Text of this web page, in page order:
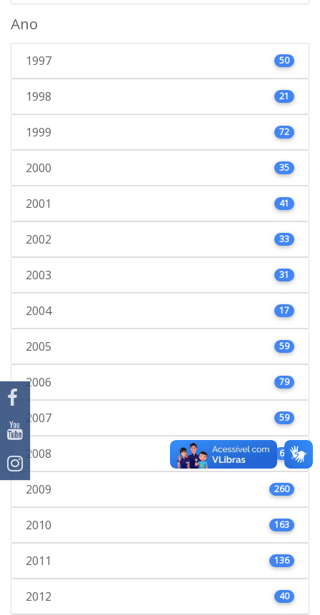
Ano
1997 50
1998 21
1999 72
2000 35
2001 41
2002 33
2003 31
2004 17
2005 59
2006 79
2007 59
2008 66
2009 260
2010 163
2011 136
2012 40